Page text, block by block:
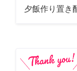
夕飯作り置き